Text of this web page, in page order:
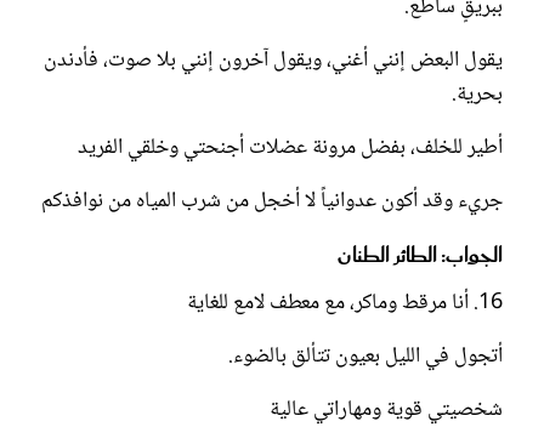
ببريقٍ ساطع.
يقول البعض إنني أغني، ويقول آخرون إنني بلا صوت، فأدندن
بحرية.
أطير للخلف، بفضل مرونة عضلات أجنحتي وخلقي الفريد
جريء وقد أكون عدوانياً لا أخجل من شرب المياه من نوافذكم
الجواب: الطائر الطنان
16. أنا مرقط وماكر، مع معطف لامع للغاية
أتجول في الليل بعيون تتألق بالضوء.
شخصيتي قوية ومهاراتي عالية